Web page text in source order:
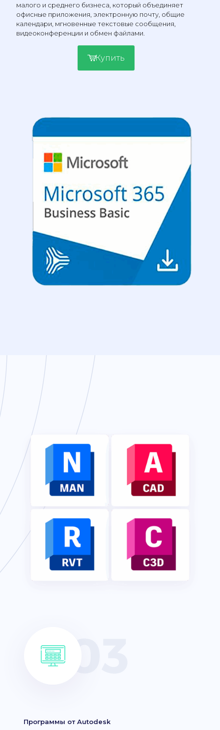
малого и среднего бизнеса, который объединяет
офисные приложения, электронную почту, общие
календари, мгновенные текстовые сообщения,
видеоконференции и обмен файлами.
Купить
Программы от Autodesk